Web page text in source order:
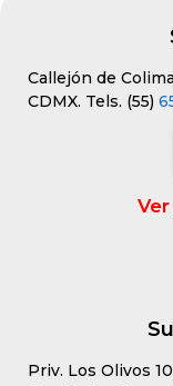
Callejón de
CDMX. Tels. (55)
Priv. Los Olivos